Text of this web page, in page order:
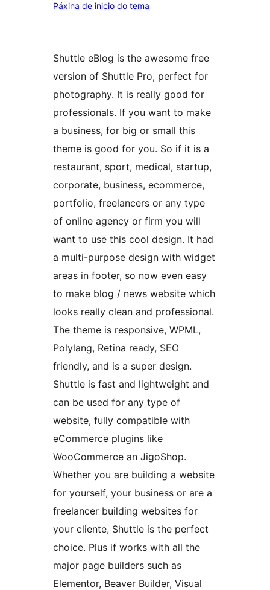
Páxina de inicio do tema
Shuttle eBlog is the awesome free
version of Shuttle Pro, perfect for
photography. It is really good for
professionals. If you want to make
a business, for big or small this
theme is good for you. So if it is a
restaurant, sport, medical, startup,
corporate, business, ecommerce,
portfolio, freelancers or any type
of online agency or firm you will
want to use this cool design. It had
a multi-purpose design with widget
areas in footer, so now even easy
to make blog / news website which
looks really clean and professional.
The theme is responsive, WPML,
Polylang, Retina ready, SEO
friendly, and is a super design.
Shuttle is fast and lightweight and
can be used for any type of
website, fully compatible with
eCommerce plugins like
WooCommerce an JigoShop.
Whether you are building a website
for yourself, your business or are a
freelancer building websites for
your cliente, Shuttle is the perfect
choice. Plus if works with all the
major page builders such as
Elementor, Beaver Builder, Visual